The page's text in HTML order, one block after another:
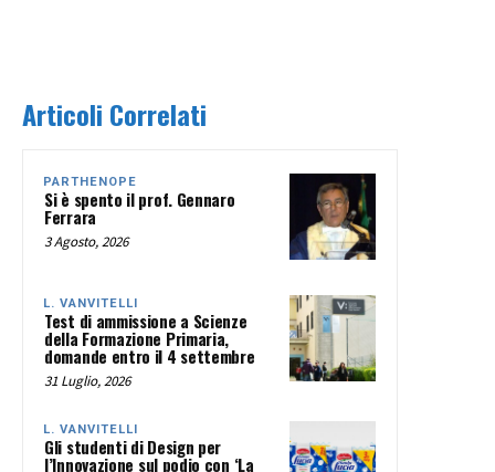
Articoli Correlati
PARTHENOPE
Si è spento il prof. Gennaro
Ferrara
3 Agosto, 2026
L. VANVITELLI
Test di ammissione a Scienze
della Formazione Primaria,
domande entro il 4 settembre
31 Luglio, 2026
L. VANVITELLI
Gli studenti di Design per
l’Innovazione sul podio con ‘La